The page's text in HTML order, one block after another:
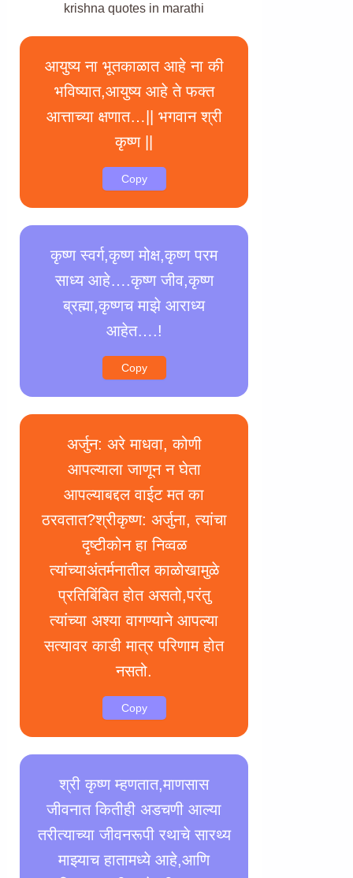
krishna quotes in marathi
आयुष्य ना भूतकाळात आहे ना की
भविष्यात,आयुष्य आहे ते फक्त
आत्ताच्या क्षणात…|| भगवान श्री
कृष्ण ||
Copy
कृष्ण स्वर्ग,कृष्ण मोक्ष,कृष्ण परम
साध्य आहे….कृष्ण जीव,कृष्ण
ब्रह्मा,कृष्णच माझे आराध्य
आहेत….!
Copy
अर्जुन: अरे माधवा, कोणी
आपल्याला जाणून न घेता
आपल्याबद्दल वाईट मत का
ठरवतात?श्रीकृष्ण: अर्जुना, त्यांचा
दृष्टीकोन हा निव्वळ
त्यांच्याअंतर्मनातील काळोखामुळे
प्रतिबिंबित होत असतो,परंतु
त्यांच्या अश्या वागण्याने आपल्या
सत्यावर काडी मात्र परिणाम होत
नसतो.
Copy
श्री कृष्ण म्हणतात,माणसास
जीवनात कितीही अडचणी आल्या
तरीत्याच्या जीवनरूपी रथाचे सारथ्य
माझ्याच हातामध्ये आहे,आणि